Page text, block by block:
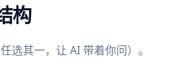
构
选其一，让 AI 带着你问）。